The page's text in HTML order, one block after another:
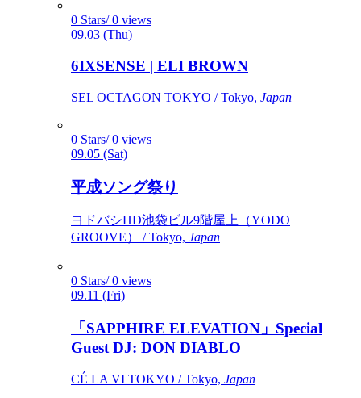
0 Stars/ 0 views
09.03 (Thu)
6IXSENSE | ELI BROWN
SEL OCTAGON TOKYO / Tokyo, Japan
0 Stars/ 0 views
09.05 (Sat)
平成ソング祭り
ヨドバシHD池袋ビル9階屋上（YODO
GROOVE） / Tokyo, Japan
0 Stars/ 0 views
09.11 (Fri)
「SAPPHIRE ELEVATION」Special
Guest DJ: DON DIABLO
CÉ LA VI TOKYO / Tokyo, Japan